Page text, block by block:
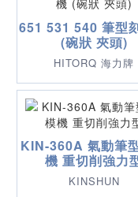
651 531 540 筆型
(碗狀 夾頭)
HITORQ 海力牌
KIN-360A 氣動筆
機 重切削強力
KINSHUN